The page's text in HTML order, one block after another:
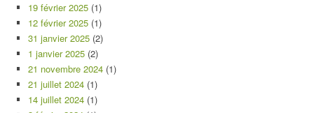
19 février 2025 (1)
12 février 2025 (1)
31 janvier 2025 (2)
1 janvier 2025 (2)
21 novembre 2024 (1)
21 juillet 2024 (1)
14 juillet 2024 (1)